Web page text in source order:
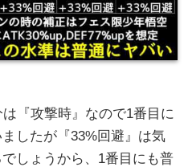
は『攻撃時』なので1番目に
したが『33%回避』は気
しょうから、1番目にも普